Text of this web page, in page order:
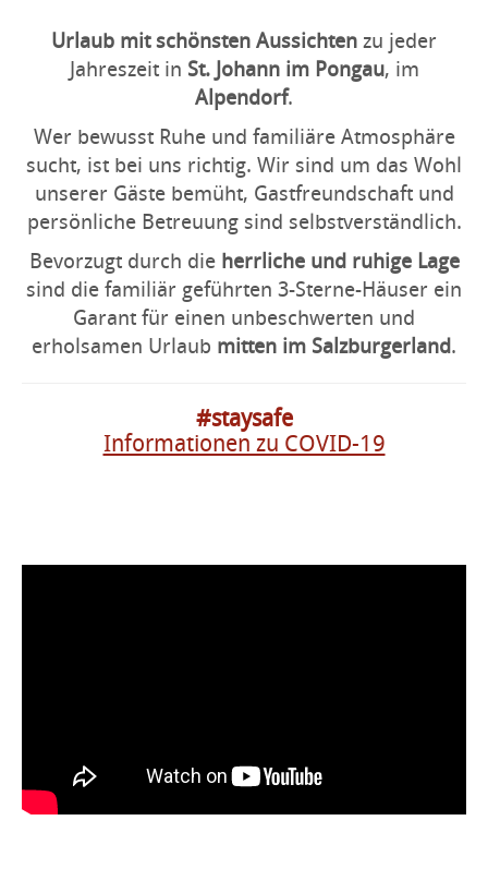
Urlaub mit schönsten Aussichten zu jeder
Jahreszeit in St. Johann im Pongau, im
Alpendorf.
Wer bewusst Ruhe und familiäre Atmosphäre
sucht, ist bei uns richtig. Wir sind um das Wohl
unserer Gäste bemüht, Gastfreundschaft und
persönliche Betreuung sind selbstverständlich.
Bevorzugt durch die herrliche und ruhige Lage
sind die familiär geführten 3-Sterne-Häuser ein
Garant für einen unbeschwerten und
erholsamen Urlaub mitten im Salzburgerland.
#staysafe
Informationen zu COVID-19